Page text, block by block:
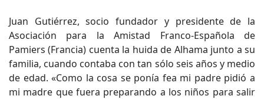
Juan Gutiérrez, socio fundador y presidente de la
Asociación para la Amistad Franco-Española de
Pamiers (Francia) cuenta la huida de Alhama junto a su
familia, cuando contaba con tan sólo seis años y medio
de edad. «Como la cosa se ponía fea mi padre pidió a
mi madre que fuera preparando a los niños para salir